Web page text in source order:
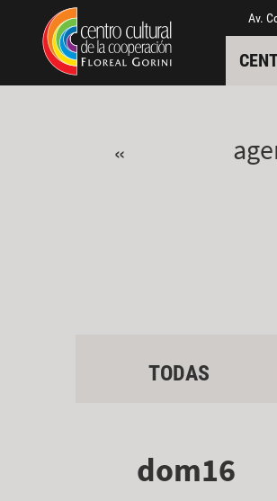
Pasar al contenido principal
Jump to main content Av.
«
TODAS
dom16